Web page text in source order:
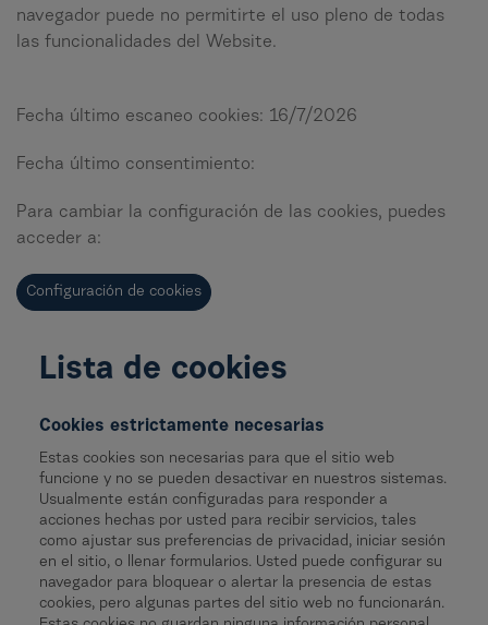
navegador puede no permitirte el uso pleno de todas
las funcionalidades del Website.
Fecha último escaneo cookies: 16/7/2026
Fecha último consentimiento:
Para cambiar la configuración de las cookies, puedes
acceder a:
Configuración de cookies
Lista de cookies
Cookies estrictamente necesarias
Estas cookies son necesarias para que el sitio web
funcione y no se pueden desactivar en nuestros sistemas.
Usualmente están configuradas para responder a
acciones hechas por usted para recibir servicios, tales
como ajustar sus preferencias de privacidad, iniciar sesión
en el sitio, o llenar formularios. Usted puede configurar su
navegador para bloquear o alertar la presencia de estas
cookies, pero algunas partes del sitio web no funcionarán.